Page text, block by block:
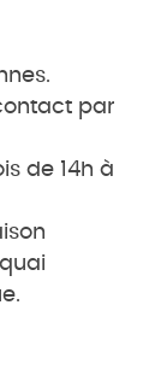
par
de 14h à